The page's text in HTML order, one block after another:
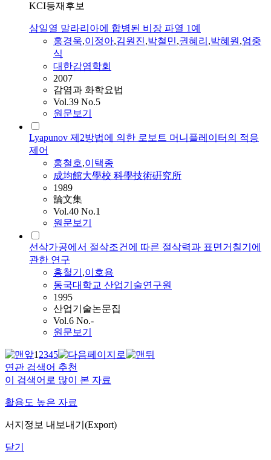
KCI등재후보
삼일열 말라리아에 합병된 비장 파열 1예
홍경욱,이정아,김원진,박철민,권혜리 ,박혜원,엄중
식
대한감염학회
2007
감염과 화학요법
Vol.39 No.5
원문보기
Lyapunov 제2방법에 의한 로보트 머니플레이터의 적응
제어
홍철호,이택종
成均館大學校 科學技術硏究所
1989
論文集
Vol.40 No.1
원문보기
선삭가공에서 절삭조건에 따른 절삭력과 표면거칠기에
관한 연구
홍철기 ,이호용
동국대학교 산업기술연구원
1995
산업기술논문집
Vol.6 No.-
원문보기
12345
연관 검색어 추천
이 검색어로 많이 본 자료
활용도 높은 자료
서지정보 내보내기(Export)
닫기